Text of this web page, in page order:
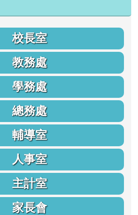
校長室
教務處
學務處
總務處
輔導室
人事室
主計室
家長會